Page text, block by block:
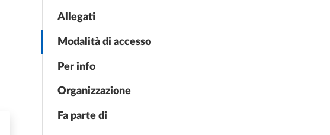
Allegati
Modalità di accesso
Per info
Organizzazione
Fa parte di